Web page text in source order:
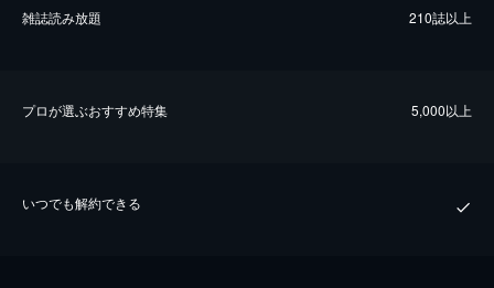
雑誌読み放題 210誌以上
プロが選ぶおすすめ特集 5,000以上
いつでも解約できる